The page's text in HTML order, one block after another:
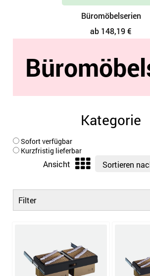
Büromöbelserien
ab 148,19 €
Kategorie
Sofort verfügbar
Kurzfristig lieferbar
Ansicht Sortieren
Filter